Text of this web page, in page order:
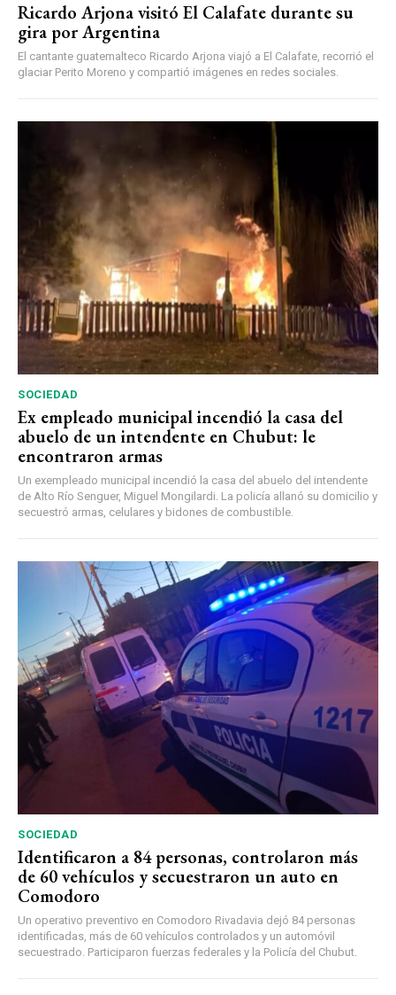
Ricardo Arjona visitó El Calafate durante su
gira por Argentina
El cantante guatemalteco Ricardo Arjona viajó a El Calafate, recorrió el
glaciar Perito Moreno y compartió imágenes en redes sociales.
SOCIEDAD
Ex empleado municipal incendió la casa del
abuelo de un intendente en Chubut: le
encontraron armas
Un exempleado municipal incendió la casa del abuelo del intendente
de Alto Río Senguer, Miguel Mongilardi. La policía allanó su domicilio y
secuestró armas, celulares y bidones de combustible.
SOCIEDAD
Identificaron a 84 personas, controlaron más
de 60 vehículos y secuestraron un auto en
Comodoro
Un operativo preventivo en Comodoro Rivadavia dejó 84 personas
identificadas, más de 60 vehículos controlados y un automóvil
secuestrado. Participaron fuerzas federales y la Policía del Chubut.